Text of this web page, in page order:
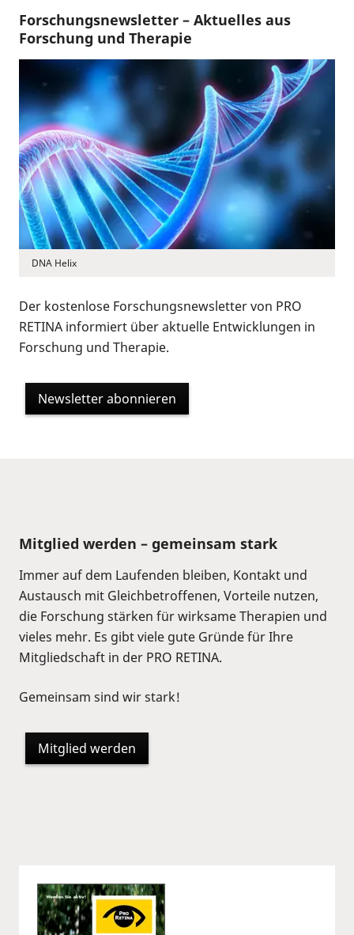
Forschungsnewsletter – Aktuelles aus
Forschung und Therapie
DNA Helix
Der kostenlose Forschungsnewsletter von PRO
RETINA informiert über aktuelle Entwicklungen in
Forschung und Therapie.
Newsletter abonnieren
Mitglied werden – gemeinsam stark
Immer auf dem Laufenden bleiben, Kontakt und
Austausch mit Gleichbetroffenen, Vorteile nutzen,
die Forschung stärken für wirksame Therapien und
vieles mehr. Es gibt viele gute Gründe für Ihre
Mitgliedschaft in der PRO RETINA.
Gemeinsam sind wir stark!
Mitglied werden